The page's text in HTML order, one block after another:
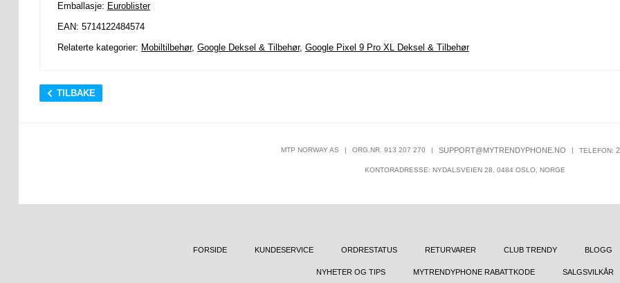
Emballasje: Euroblister
EAN: 5714122484574
Relaterte kategorier: Mobiltilbehør, Google Deksel & Tilbehør, Google Pixel 9 Pro XL Deksel & Tilbehør
TILBAKE
MTP NORWAY AS | ORG.NR. 913 207 270 | SUPPORT@MYTRENDYPHONE.NO | TELEFON:
KONTORADRESSE: NYDALSVEIEN 28, 0484 OSLO, NORGE
FORSIDE KUNDESERVICE ORDRESTATUS RETURVARER CLUB TRENDY BLOGG
NYHETER OG TIPS MYTRENDYPHONE RABATTKODE SALGSVILKÅR